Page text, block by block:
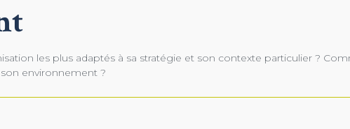
les plus adaptés à sa stratégie et son contexte particulier ?
environnement ?